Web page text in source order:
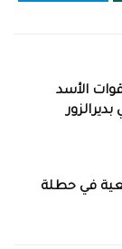
الأسد
في حطلة